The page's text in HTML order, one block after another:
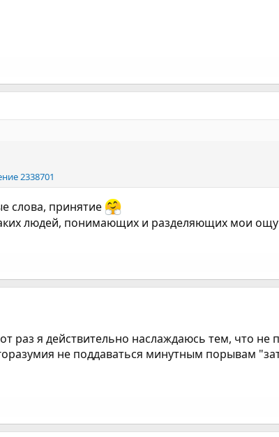
2338701
слова, принятие
людей, понимающих и разделяющих мои
раз я действительно наслаждаюсь тем, что не
не поддаваться минутным порывам